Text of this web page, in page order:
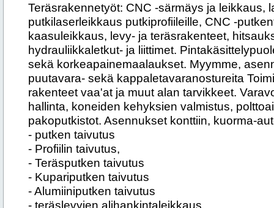
Teräsrakennetyöt: CNC -särmäys ja leikkaus,
putkilaserleikkaus putkiprofiileille, CNC -
kaasuleikkaus, levy- ja teräsrakenteet,
hydrauliikkaletkut- ja liittimet.
sekä korkeapainemaalaukset. Myymme,
puutavara- sekä kappaletavaranostureita
rakenteet vaa'at ja muut alan tarvikkeet.
hallinta, koneiden kehyksien valmistus,
pakoputkistot. Asennukset konttiin, kuorma-
- putken taivutus
- Profiilin taivutus,
- Teräsputken taivutus
- Kupariputken taivutus
- Alumiiniputken taivutus
- teräslevyjen alihankintaleikkaus